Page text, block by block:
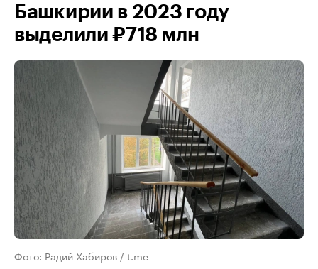
Башкирии в 2023 году
выделили ₽718 млн
Фото: Радий Хабиров / t.me